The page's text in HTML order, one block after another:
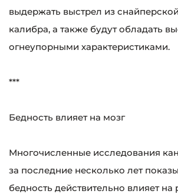
выдержать выстрел из
калибра, а также будут обладать
огнеупорными характеристиками.
***
Бедность влияет на мозг
Многочисленные исследования
за последние несколько лет
бедность действительно влияет на